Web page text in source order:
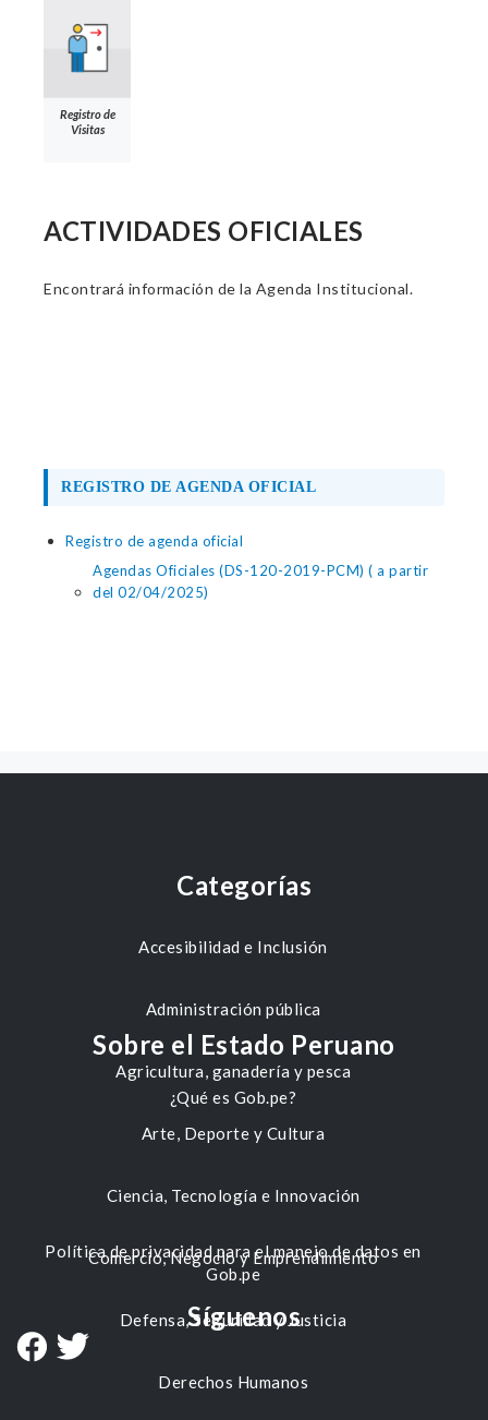
Registro de
Visitas
ACTIVIDADES OFICIALES
Encontrará información de la Agenda Institucional.
REGISTRO DE AGENDA OFICIAL
Registro de agenda oficial
Agendas Oficiales (DS-120-2019-PCM) ( a partir
del 02/04/2025)
Categorías
Accesibilidad e Inclusión
Administración pública
Agricultura, ganadería y pesca
Arte, Deporte y Cultura
Ciencia, Tecnología e Innovación
Comercio, Negocio y Emprendimiento
Defensa, Seguridad y Justicia
Derechos Humanos
Sobre el Estado Peruano
¿Qué es Gob.pe?
Política de privacidad para el manejo de datos en
Gob.pe
Síguenos